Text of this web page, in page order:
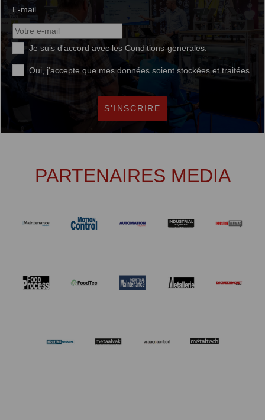
E-mail
Je suis d'accord avec les Conditions-generales
Oui, j'accepte que mes données soient stockées et traitées.
S'INSCRIRE
PARTENAIRES MEDIA